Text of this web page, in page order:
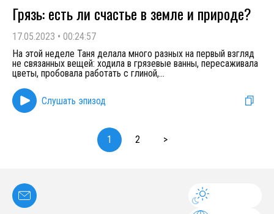
Грязь: есть ли счастье в земле и природе?
17.05.2023 • 00:24:57
На этой неделе Таня делала много разных на первый взгляд
не связанных вещей: ходила в грязевые ванны, пересаживала
цветы, пробовала работать с глиной,...
Слушать эпизод
1 2 >